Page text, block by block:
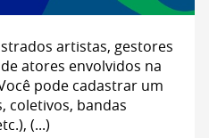
artistas, gestores
atores envolvidos na
pode cadastrar um
coletivos, bandas
(...)